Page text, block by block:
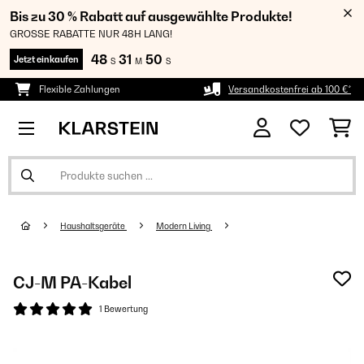
Bis zu 30 % Rabatt auf ausgewählte Produkte!
GROSSE RABATTE NUR 48H LANG!
Jetzt einkaufen 48 S 31 M 49 S
Flexible Zahlungen Versandkostenfrei ab 100 €*
Haushaltsgeräte Modern Living
CJ-M PA-Kabel
1 Bewertung